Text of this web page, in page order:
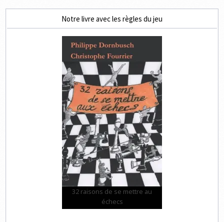
Notre livre avec les règles du jeu
32 raisons de se mettre au
échecs